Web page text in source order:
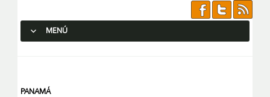
MENÚ
PANAMÁ